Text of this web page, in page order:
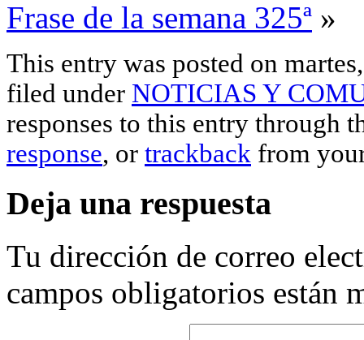
Frase de la semana 325ª »
This entry was posted on
filed under NOTICIAS Y
responses to this entry through
response, or trackback from
Deja una respuesta
Tu dirección de correo
campos obligatorios están